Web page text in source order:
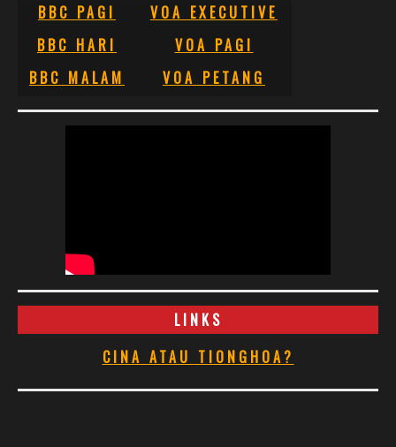
BBC PAGI
VOA EXECUTIVE
BBC HARI
VOA PAGI
BBC MALAM
VOA PETANG
LINKS
CINA ATAU TIONGHOA?